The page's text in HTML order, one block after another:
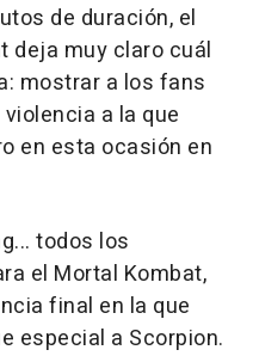
de duración, el
deja muy claro cuál
mostrar a los fans
a la que
en esta ocasión en
todos los
el Mortal Kombat,
final en la que
especial a Scorpion.